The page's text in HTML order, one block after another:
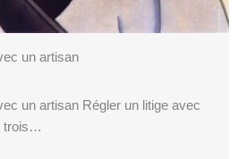
un artisan
un artisan Régler un litige avec
trois…